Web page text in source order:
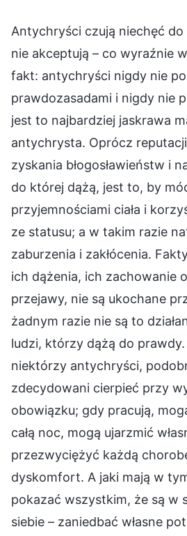
Antychryści czują niechęć
nie akceptują – co wyraźnie
fakt: antychryści nigdy nie
prawdozasadami i nigdy nie
jest to najbardziej jaskrawa
antychrysta. Oprócz
zyskania błogosławieństw i
do której dążą, jest to, by
przyjemnościami ciała i
ze statusu; a w takim razie
zaburzenia i zakłócenia.
ich dążenia, ich zachowanie
przejawy, nie są ukochane
żadnym razie nie są to
ludzi, którzy dążą do prawdy.
niektórzy antychryści,
zdecydowani cierpieć przy
obowiązku; gdy pracują,
całą noc, mogą ujarzmić
przezwyciężyć każdą
dyskomfort. A jaki mają w
pokazać wszystkim, że są w
siebie – zaniedbać własne